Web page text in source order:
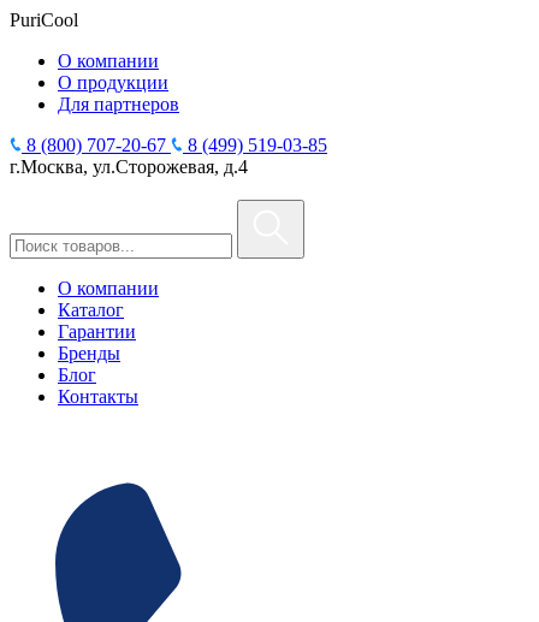
PuriCool
О компании
О продукции
Для партнеров
8 (800) 707-20-67
8 (499) 519-03-85
г.Москва, ул.Сторожевая, д.4
О компании
Каталог
Гарантии
Бренды
Блог
Контакты